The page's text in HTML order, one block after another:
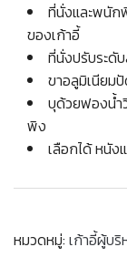
ที่นั่งและพนัก
ของเก้าอี้
ที่นั่งปรับระดั
ขาอลูมิเนียมปั
บุด้วยฟองน้ำ
พิง
เลือกได้ หนัง
หมวดหมู่: เก้าอี้ผู้บริ